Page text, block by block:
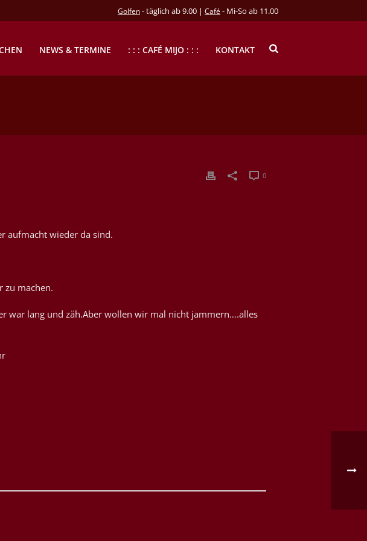
Golfen- täglich ab 9.00 | Café - Mi-So ab 11.00
NEWS & TERMINE : : : CAFÉ MIJO : : : KONTAKT
0
aufmacht wieder da sind.
zu machen.
war lang und zäh.Aber wollen wir mal nicht jammern….alles